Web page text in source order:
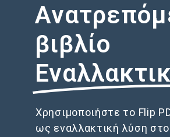
βιβλίο
Χρησιμοποιήστε το Flip
ως εναλλακτική λύση